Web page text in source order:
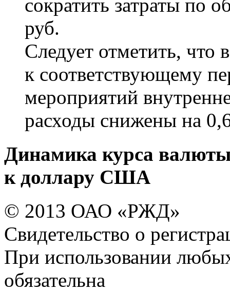
сократить затраты по
руб.
Следует отметить,
к соответствующему
мероприятий
расходы снижены на
Динамика курса
к доллару США
© 2013 ОАО «РЖД»
Свидетельство о
При использовании
обязательна